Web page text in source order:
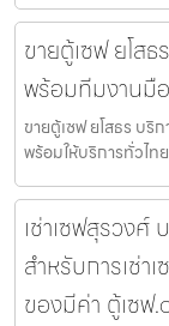
ขายตู้เซฟ ยโส
พร้อมทีมงานมื
ขายตู้เซฟ ยโสธร บ
พร้อมให้บริการทั่วไท
เช่าเซฟสุรวง
สำหรับการเช่า
ของมีค่า ตู้เซฟ